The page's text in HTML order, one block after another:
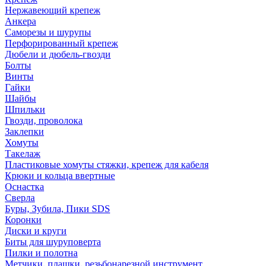
Нержавеющий крепеж
Анкера
Саморезы и шурупы
Перфорированный крепеж
Дюбели и дюбель-гвозди
Болты
Винты
Гайки
Шайбы
Шпильки
Гвозди, проволока
Заклепки
Хомуты
Такелаж
Пластиковые хомуты стяжки, крепеж для кабеля
Крюки и кольца ввертные
Оснастка
Сверла
Буры, Зубила, Пики SDS
Коронки
Диски и круги
Биты для шуруповерта
Пилки и полотна
Метчики, плашки, резьбонарезной инструмент